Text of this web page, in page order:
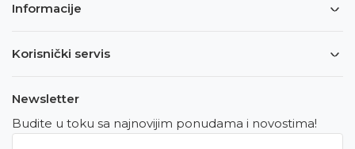
Informacije
Korisnički servis
Newsletter
Budite u toku sa najnovijim ponudama i novostima!